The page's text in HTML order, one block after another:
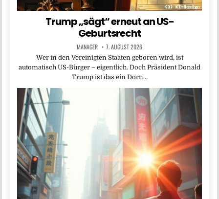
Trump „sägt“ erneut an US-
Geburtsrecht
MANAGER 7. AUGUST 2026
Wer in den Vereinigten Staaten geboren wird, ist
automatisch US-Bürger – eigentlich. Doch Präsident Donald
Trump ist das ein Dorn…